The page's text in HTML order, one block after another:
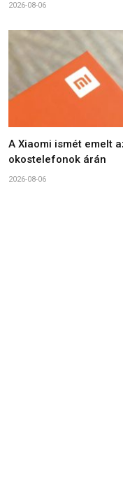
2026-08-06
A Xiaomi ismét emelt
okostelefonok árán
2026-08-06